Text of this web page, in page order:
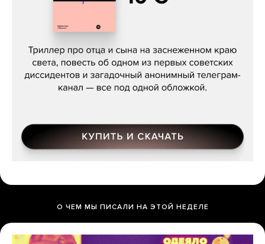
Даниил Туровский, «Разрыв»
О ЧЕМ МЫ ПИСАЛИ НА ЭТОЙ НЕДЕЛЕ